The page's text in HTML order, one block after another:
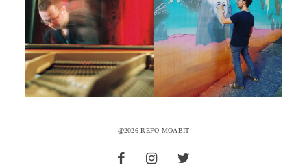
@2026 REFO MOABIT